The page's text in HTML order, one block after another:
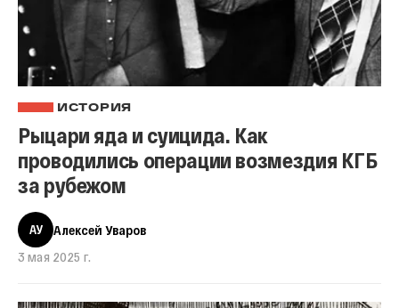
ИСТОРИЯ
Рыцари яда и суицида. Как
проводились операции возмездия КГБ
за рубежом
АУ
Алексей Уваров
3 мая 2025 г.